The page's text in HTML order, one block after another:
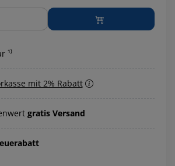
¹⁾
mit 2% Rabatt
gratis Versand